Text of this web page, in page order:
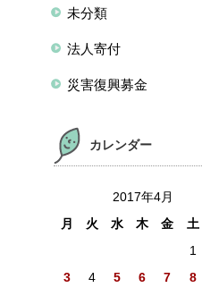
未分類
法人寄付
災害復興募金
カレンダー
2017年4月
月
火 水 木 金 土
1
3
4 5 6 7 8